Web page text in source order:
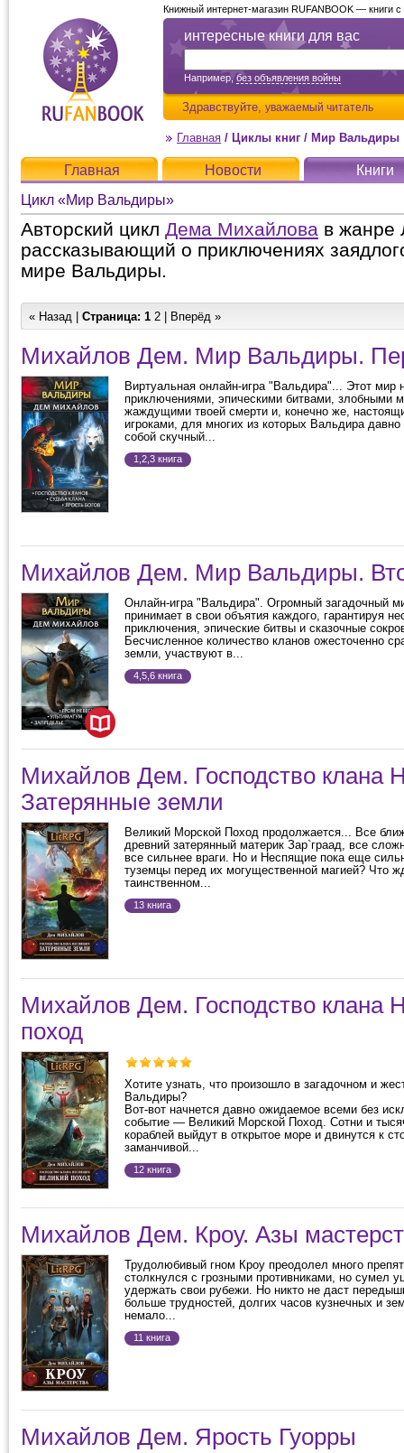
интересные книги для вас
Например,без объявления войны
Здравствуйте, уважаемый читатель
Книжный интернет-магазин RUFANBOOK — книги
Главная / Циклы книг / Мир Вальдиры
Главная Новости
Книги
Цикл «Мир Вальдиры»
Авторский цикл Дема Михайлова в жанре
рассказывающий о приключениях
мире Вальдиры.
« Назад | Страница: 1 2 Вперёд »
Михайлов Дем. Мир Вальдиры.
Виртуальная онлайн-игра "Вальдира"... Этот мир
приключениями, эпическими битвами, злобными
жаждущими твоей смерти и, конечно же,
игроками, для многих из которых Вальдира
собой скучный...
1,2,3 книга
Михайлов Дем. Мир Вальдиры.
Онлайн-игра "Вальдира". Огромный загадочный
принимает в свои объятия каждого, гарантируя
приключения, эпические битвы и сказочные
Бесчисленное количество кланов ожесточенно
земли, участвуют в...
4,5,6 книга
Михайлов Дем. Господство клана
Затерянные земли
Великий Морской Поход продолжается... Все
древний затерянный материк Зар`граад, все
все сильнее враги. Но и Неспящие пока еще
туземцы перед их могущественной магией? Что
таинственном...
13 книга
Михайлов Дем. Господство клана
поход
Хотите узнать, что произошло в загадочном и
Вальдиры?
Вот-вот начнется давно ожидаемое всеми без
событие — ​Великий Морской Поход. Сотни и
кораблей выйдут в открытое море и двинутся к
заманчивой...
12 книга
Михайлов Дем. Кроу. Азы
Трудолюбивый гном Кроу преодолел много
столкнулся с грозными противниками, но сумел
удержать свои рубежи. Но никто не даст
больше трудностей, долгих часов кузнечных и
немало...
11 книга
Михайлов Дем. Ярость Гуорры